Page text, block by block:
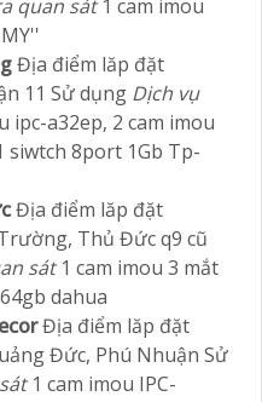
quan sát1 cam imou
Địa điểm lăp đặt
11 Sử dụng Dịch vụ
ipc-a32ep, 2 cam imou
siwtch 8port 1Gb Tp-
Địa điểm lăp đặt
Thủ Đức q9 cũ
sát1 cam imou 3 mắt
dahua
Địa điểm lăp đặt
Đức, Phú Nhuận Sử
1 cam imou IPC-